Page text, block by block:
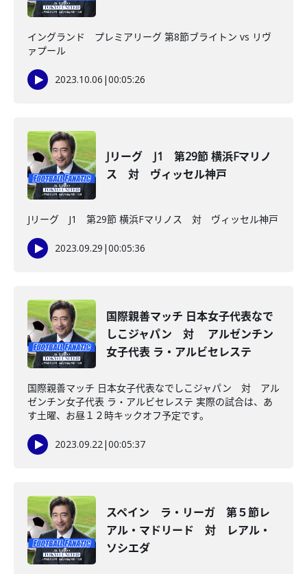
イングランド プレミアリーグ 第8節ブライトン vs リヴ
ァプール
2023.10.06 |00:05:26
Jリーグ J1 第29節 横浜Fマリノ
ス 対 ヴィッセル神戸
Jリーグ J1 第29節 横浜Fマリノス 対 ヴィッセル神戸
2023.09.29 |00:05:36
国際親善マッチ 日本女子代表なで
しこジャパン 対 アルゼンチン
女子代表 ラ・アルビセレステ
国際親善マッチ 日本女子代表なでしこジャパン 対 アル
ゼンチン女子代表 ラ・アルビセレステ 実際の試合は、あ
す土曜、お昼１２時キックオフ予定です。
2023.09.22|00:05:37
スペイン ラ・リーガ 第５節レ
アル・マドリード 対 レアル・
ソシエダ